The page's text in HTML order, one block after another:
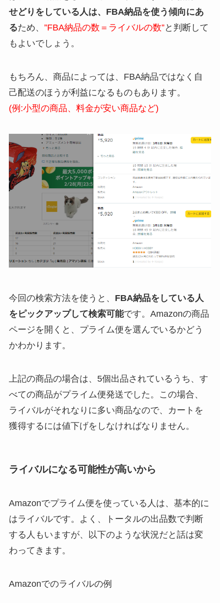
せどりをしている人は、FBA納品を使う傾向にあ
るため、 ”FBA納品の数＝ライバルの数”と判断して
もよいでしょう。
もちろん、商品によっては、FBA納品ではなく自
己配送のほうが利益になるものもあります。
(例:小型の商品、料金が安い商品など)
今回の検索方法を使うと、 FBA納品をしている人
をピックアップして検索可能です。Amazonの商品
ページを開くと、プライム便を選んでいるかどう
かわかります。
上記の商品の場合は、5個出品されているうち、す
べての商品がプライム便発送でした。この場合、
ライバルがそれなりに多い商品なので、カートを
獲得するには値下げをしなければなりません。
ライバルになる可能性が高いから
Amazonでプライム便を使っている人は、基本的に
はライバルです。よく、トータルの出品数で判断
する人もいますが、以下のような状況だと話は変
わってきます。
Amazonでのライバルの例